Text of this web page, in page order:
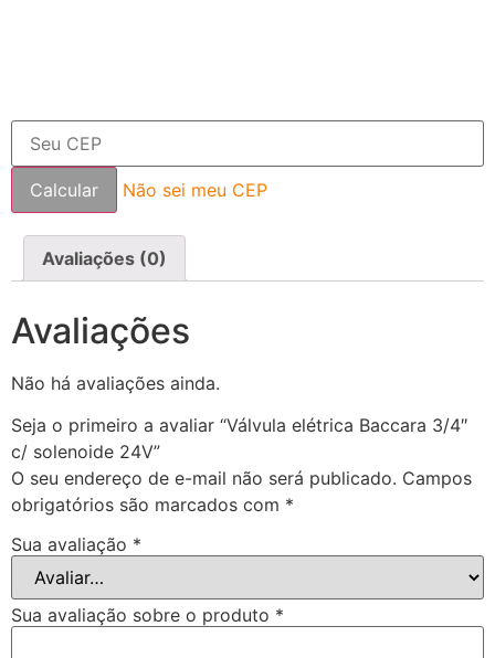
Não sei meu CEP
Avaliações (0)
Avaliações
Não há avaliações ainda.
Seja o primeiro a avaliar “Válvula elétrica Baccara 3/4″
c/ solenoide 24V”
O seu endereço de e-mail não será publicado. Campos
obrigatórios são marcados com *
Sua avaliação *
Sua avaliação sobre o produto *